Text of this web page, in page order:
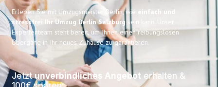
Erleben Sie mit Umzugsmeister Berlin, wie einfach und
stressfrei Ihr Umzug Berlin Salzburgsein kann. Unser
Expertenteam steht bereit, um Ihnen einen reibungslosen
Übergang in Ihr neues Zuhause zu garantieren.
Jetztunverbindliches Angebot erhalten &